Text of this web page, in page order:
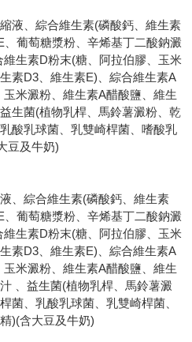
液、綜合維生素(磷酸鈣、維生素
葡萄糖漿粉、辛烯基丁二酸鈉澱
生素D粉末(糖、阿拉伯膠、玉米
素D3、維生素E)、綜合維生素A
米澱粉、維生素A醋酸鹽、維生
生菌(植物乳桿、馬鈴薯澱粉、乾
酸乳球菌、乳雙崎桿菌、嗜酸乳
豆及牛奶)
、綜合維生素(磷酸鈣、維生素
葡萄糖漿粉、辛烯基丁二酸鈉澱
生素D粉末(糖、阿拉伯膠、玉米
素D3、維生素E)、綜合維生素A
米澱粉、維生素A醋酸鹽、維生
、益生菌(植物乳桿、馬鈴薯澱
菌、乳酸乳球菌、乳雙崎桿菌、
)(含大豆及牛奶)